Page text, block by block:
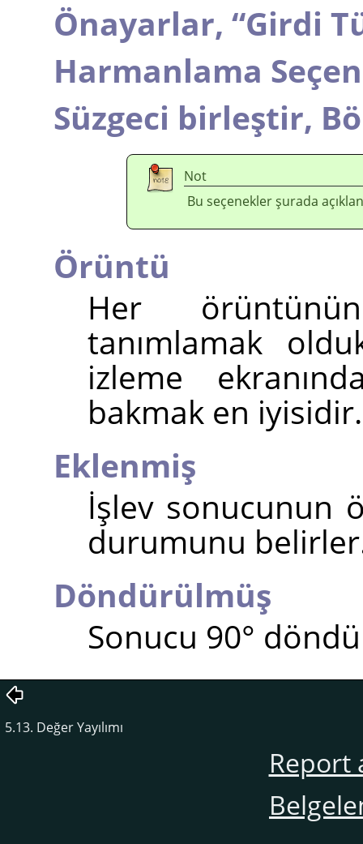
Önayarlar, “Girdi
Harmanlama
Süzgeci birleştir,
Not
Bu seçenekler şurada
Örüntü
Her
tanımlamak
izleme
bakmak en iyisidir.
Eklenmiş
İşlev sonucunun
durumunu
Döndürülmüş
Sonucu 90°
5.13. Değer Yayılımı
Report